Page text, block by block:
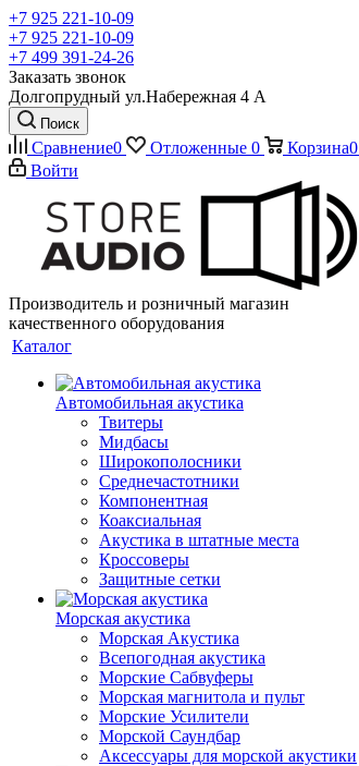
+7 925 221-10-09
+7 925 221-10-09
+7 499 391-24-26
Заказать звонок
Долгопрудный ул.Набережная 4 А
Поиск
Сравнение0 Отложенные 0 Корзина0
Войти
Производитель и розничный магазин
качественного оборудования
Каталог
Автомобильная акустика
Твитеры
Мидбасы
Широкополосники
Среднечастотники
Компонентная
Коаксиальная
Акустика в штатные места
Кроссоверы
Защитные сетки
Морская акустика
Морская Акустика
Всепогодная акустика
Морские Сабвуферы
Морская магнитола и пульт
Морские Усилители
Морской Cаундбар
Аксессуары для морской акустики